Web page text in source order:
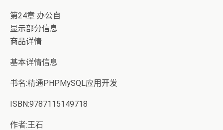
第24章 办公自
显示部分信息
商品详情
基本详情信息
书名:精通PHPMySQL应用开发
ISBN:9787115149718
作者:王石